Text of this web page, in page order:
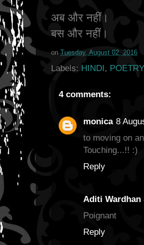
अब और नहीं।
बस और नहीं।
on Tuesday, August 02, 2016
Labels: HINDI, POETRY
4 comments:
monica 8
to moving on
Touching...!! :)
Reply
Aditi Wardhan
Poignant
Reply